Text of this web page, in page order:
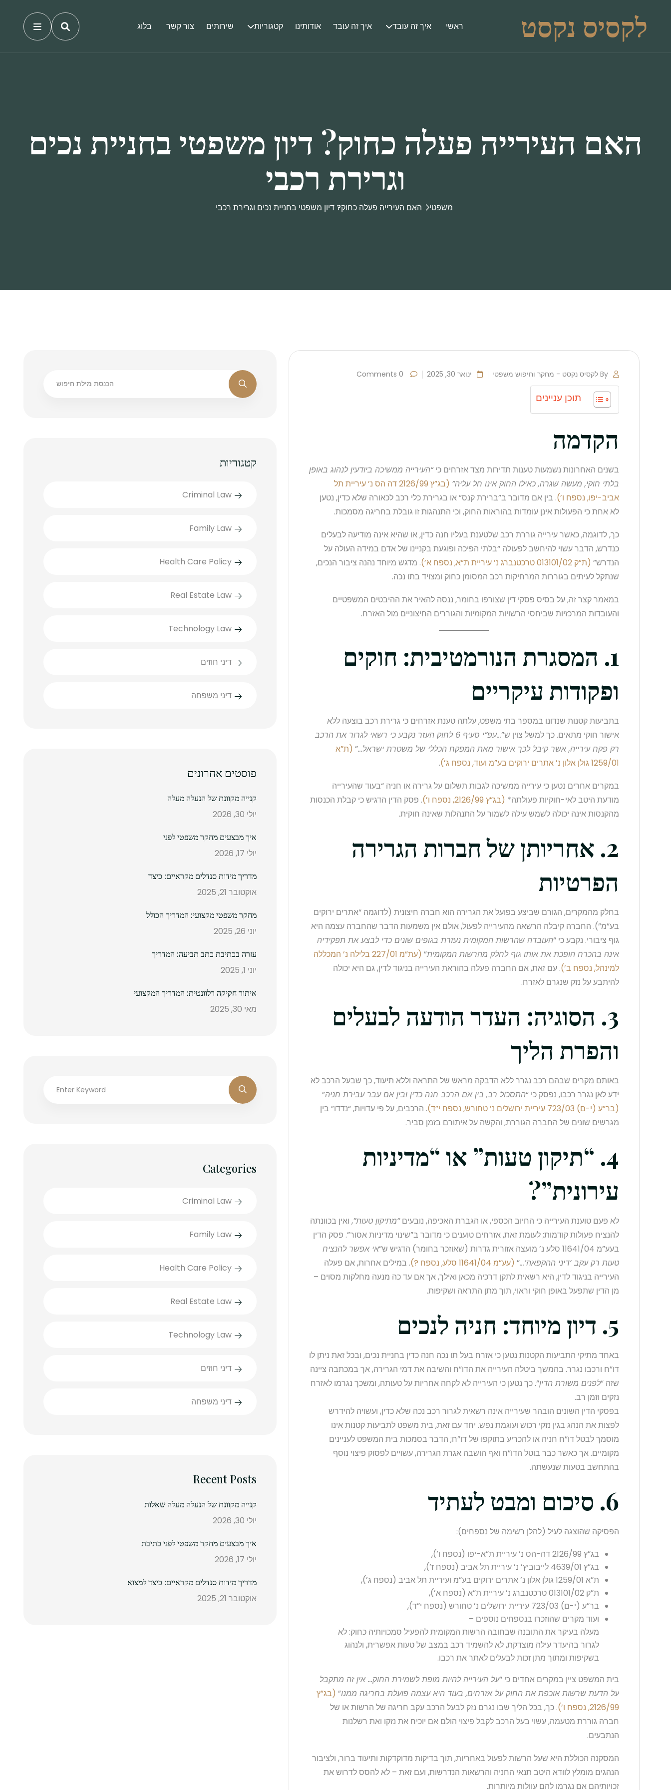
לקסיס נקסט ראשי איך זה עובד איך זה עובד אודותינו קטגוריות שירותים צור קשר בלוג
האם העירייה פעלה כחוק? דיון משפטי בחניית נכים
וגרירת רכבי
משפטי האם העירייה פעלה כחוק? דיון משפטי בחניית נכים וגרירת רכבי
By לקסיס נקסט - מחקר וחיפוש משפטי ינואר 30, 2025
תוכן עניינים
הקדמה
בשנים האחרונות נשמעות טענות תדירות מצד אזרחים כי“העירייה ממשיכה ביודעין לנהוג באופן
בלתי חוקי, מעשה שגרה, כאילו החוק אינו חל עליה”
(בג”ץ 2126/99 דה הס נ’ עיריית תל
אביב-יפו, נספח ו’). בין אם מדובר ב”ברירת קנס” או בגרירת כלי רכב לכאורה שלא כדין, נטען
לא אחת כי הפעולות אינן עומדות בהוראות החוק, וכי התנהגות זו גובלת בחריגה מסמכות.
כך, לדוגמה, כאשר עירייה גוררת רכב שלטענת בעליו חנה כדין, או שהיא אינה מודיעה לבעלים
כנדרש, הדבר עשוי להיחשב לפעולה “בלתי הפיכה ופוגעת בקניינו של אדם במידה העולה על
הנדרש” (ת”ק 013101/02 טרכטנברג נ’ עיריית ת”א, נספח א’)
. מדגש מיוחד נהנה ציבור הנכים,
שנתקל לעיתים בגוררות המרחיקות רכב המסומן כחוק ומצויד בתו נכה.
במאמר קצר זה, על בסיס פסקי דין שצורפו בחומר, ננסה להאיר את ההיבטים המשפטיים
והעובדות המרכזיות שביחסי הרשויות המקומיות והגוררים החיצוניים מול האזרח.
1. המסגרת הנורמטיבית: חוקים
ופקודות עיקריים
בתביעות קטנות שנדונו במספר בתי משפט, עלתה טענת אזרחים כי גרירת רכב בוצעה ללא
אישור חוקי מתאים. כך למשל צוין ש”
…עפ”י סעיף 6 לחוק העזר נקבע כי רשאי לגרור את הרכב
רק פקח עירייה, אשר קיבל לכך אישור מאת המפקח הכללי של משטרת ישראל…” (ת”א
1259/01 גולן אלון נ’ אתרים ירוקים בע”מ ועוד, נספח ג’)
.
במקרים אחרים נטען כי עירייה ממשיכה לגבות תשלום על גרירה או חניה “בעוד שהעירייה
מודעת היטב לאי-חוקיות פעולתה* (בג”ץ 2126/99, נספח ו’)
. פסק הדין הדגיש כי קבלת הכנסות
מהקנסות אינה יכולה לשמש עילה לשמור על התנהלות שאינה חוקית.
2. אחריותן של חברות הגרירה
הפרטיות
בחלק מהמקרים, הגורם שביצע בפועל את הגרירה הוא חברה חיצונית (לדוגמה “אתרים ירוקים
בע”מ”). החברה קיבלה הרשאה מהעירייה לפעול, אולם אין משמעות הדבר שהחברה עצמה היא
גוף ציבורי. נקבע כי “העובדה שהרשות המקומית נעזרת בגופים שונים כדי לבצע את תפקידיה
אינה בהכרח הופכת את אותו גוף לחלק מהרשות המקומית”
(עת”מ 227/01 בלילה נ’ המכללה
למינהל, נספח ב’). עם זאת, אם החברה פעלה בהוראת העירייה בניגוד לדין, גם היא יכולה
להיתבע על נזק שנגרם לאזרח.
3. הסוגיה: העדר הודעה לבעלים
והפרת הליך
באותם מקרים שבהם רכב נגרר ללא הדבקה מראש של התראה וללא תיעוד, כך שבעל הרכב לא
ידע לאן נגרר רכבו, נפסק כי “התסכול רב, בין אם הרכב חנה כדין ובין אם עבר עבירת חניה”
(בר”ע (י-ם) 723/03 עיריית ירושלים נ’ טחורש, נספח י”ד)
. הרכבים, על פי עדויות, “נדדו” בין
מגרשים שונים של החברה הגוררת, והקשה על איתורם בזמן סביר.
4. “תיקון טעות” או “מדיניות
עירונית”?
לא פעם טוענת העירייה כי החיוב הכספי, או הגברת האכיפה, נובעים“מתיקון טעות”, ואין בכוונתה
להנציח פעולות קודמות; לעומת זאת, אזרחים טוענים כי מדובר ב”שינוי מדיניות אסור”. פסק הדין
בעע”מ 11641/04 סלע נ’ מועצה אזורית גדרות (שאוזכר בחומר) הדגיש ש”
אי אפשר להנציח
טעות רק עקב ‘דיני ההקפאה’…” (עע”מ 11641/04 סלע, נספח ?)
. במילים אחרות, אם פעלה
העירייה בניגוד לדין, היא רשאית לתקן דרכיה מכאן ואילך, אך אם עד כה מנעה מחלקות מסוים –
מן הדין שתפעל באופן חוקי וראוי, תוך מתן התראה ושקיפות.
5. דיון מיוחד: חניה לנכים
באחד מתיקי התביעות הקטנות נטען כי אזרח בעל תו נכה חנה כדין בחניית נכים, ובכל זאת ניתן לו
דו”ח ורכבו נגרר. בהמשך ביטלה העירייה את הדו”ח והשיבה את דמי הגרירה, אך במכתבה ציינה
שזה “לפנים משורת הדין“. כך נטען כי העירייה לא לקחה אחריות על טעותה, ומשכך נגרמו לאזרח
נזקים וזמן רב.
בפסקי הדין השונים הובהר שעירייה אינה רשאית לגרור רכב נכה שלא כדין, ועשויה להידרש
לפצות את הנהג בגין נזקי רכוש ועוגמת נפש. יחד עם זאת, בית משפט לתביעות קטנות אינו
מוסמך לבטל דו”ח חניה או להכריע בתוקפו של דו”ח; הדבר בסמכות בית המשפט לעניינים
מקומיים. אך כאשר כבר בוטל הדו”ח ואף הושבה אגרת הגרירה, עשויים לפסוק פיצוי נוסף
בהתחשב בטעות שנעשתה.
6. סיכום ומבט לעתיד
הפסיקה שהוצגה לעיל (להלן רשימה של נספחים):
בג”ץ 2126/99 דה-הס נ’ עיריית ת”א-יפו (נספח ו’),
בג”ץ 4639/01 לייבוביץ’ נ’ עיריית תל אביב (נספח ז’),
ת”א 1259/01 גולן אלון נ’ אתרים ירוקים בע”מ ועיריית תל אביב (נספח ג’),
ת”ק 013101/02 טרכטנברג נ’ עיריית ת”א (נספח א’),
בר”ע (י-ם) 723/03 עיריית ירושלים נ’ טחורש (נספח י”ד),
ועוד מקרים שהוזכרו בנספחים נוספים –
מעלה בעיקר את התובנה שבחובה הרשות המקומית להפעיל סמכויותיה כחוק: לא
לגרור בהיעדר עילה מוצדקת, לא להשמיד רכב במצב של טעות אפשרית, ולנהוג
בשקיפות ומתוך מתן זכות לבעלים לאתר את רכבו.
בית המשפט ציין במקרים אחדים כי “על העירייה להיות מופת לשמירת החוק… אין זה מתקבל
על הדעת שרשות אוכפת את החוק על אזרחים, בעוד היא עצמה פועלת בחריגה ממנו” (בג”ץ
2126/99, נספח ו’)
. כך, בכל הליך שבו נגרם נזק לבעל הרכב עקב חריגה של הרשות או של
חברה גוררת מטעמה, עשוי בעל הרכב לקבל פיצוי הולם אם יוכיח את נזקו ואת רשלנות
הנתבעים.
המסקנה הכוללת היא שעל הרשות לפעול באחריות, תוך בדיקות מדוקדקות ותיעוד ברור, ולציבור
הנהגים מומלץ לוודא היטב תנאי החניה והרשאות הנדרשות, ועם זאת – לא להסס לדרוש את
זכויותיהם אם נגרמו להם עוולות מיותרות.
קטגוריות
Criminal Law
Family Law
Health Care Policy
Real Estate Law
Technology Law
דיני חוזים
דיני משפחה
פוסטים אחרונים
קנייה מקוונת של הנעלה מעלה
יולי 30, 2026
איך מבצעים מחקר משפטי לפני
יולי 17, 2026
מדריך מידות סנדלים מקראיים: כיצד
אוקטובר 21, 2025
מחקר משפטי מקצועי: המדריך הכולל
יוני 26, 2025
עזרה בכתיבת כתב תביעה: המדריך
יוני 1, 2025
איתור חקיקה רלוונטית: המדריך המקצועי
מאי 30, 2025
Categories
Criminal Law
Family Law
Health Care Policy
Real Estate Law
Technology Law
דיני חוזים
דיני משפחה
Recent Posts
קנייה מקוונת של הנעלה מעלה שאלות
יולי 30, 2026
איך מבצעים מחקר משפטי לפני כתיבת
יולי 17, 2026
מדריך מידות סנדלים מקראיים: כיצד למצוא
אוקטובר 21, 2025